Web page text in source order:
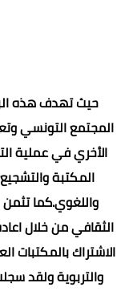
حيث تهدف هذه
المجتمع التونسي
الأخري في عملية
المكتبة
واللغوي.كما
الثقافي من خلال
الاشتراك بالمكتبات